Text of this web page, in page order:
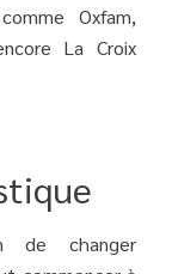
Oxfam,
La Croix
de changer